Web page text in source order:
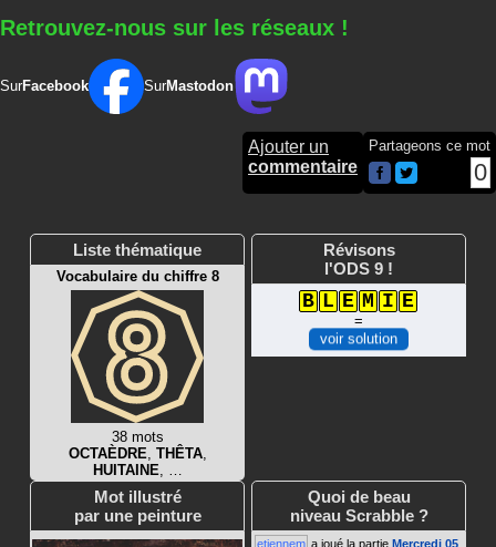
Retrouvez-nous sur les réseaux !
SurFacebook SurMastodon
Ajouter un
commentaire
Partageons ce mot
0
Liste thématique
Vocabulaire du chiffre 8
38 mots
OCTAÈDRE THÊTA,
HUITAINE
Révisons
l'ODS 9 !
B L E M I E
=
voir solution
Mot illustré
par une peinture
Quoi de beau
niveau Scrabble ?
etiennem a joué la partie Mercredi 05